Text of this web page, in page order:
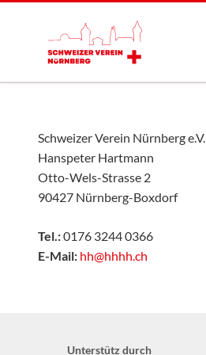
Schweizer Verein Nürnberg e.V.
Hanspeter Hartmann
Otto-Wels-Strasse 2
90427 Nürnberg-Boxdorf
Tel.:0176 3244 0366
E-Mail: hh@hhhh.ch
Unterstütz durch